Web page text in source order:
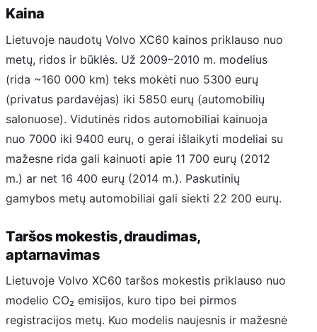
Kaina
Lietuvoje naudotų Volvo XC60 kainos priklauso nuo
metų, ridos ir būklės. Už 2009–2010 m. modelius
(rida ~160 000 km) teks mokėti nuo 5300 eurų
(privatus pardavėjas) iki 5850 eurų (automobilių
salonuose). Vidutinės ridos automobiliai kainuoja
nuo 7000 iki 9400 eurų, o gerai išlaikyti modeliai su
mažesne rida gali kainuoti apie 11 700 eurų (2012
m.) ar net 16 400 eurų (2014 m.). Paskutinių
gamybos metų automobiliai gali siekti 22 200 eurų.
Taršos mokestis, draudimas,
aptarnavimas
Lietuvoje Volvo XC60 taršos mokestis priklauso nuo
modelio CO₂ emisijos, kuro tipo bei pirmos
registracijos metų. Kuo modelis naujesnis ir mažesnė